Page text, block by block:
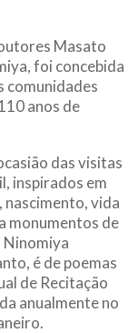
Masato
foi concebida
comunidades
anos de
das visitas
inspirados em
vida
monumentos de
Ninomiya
é de poemas
de Recitação
anualmente no